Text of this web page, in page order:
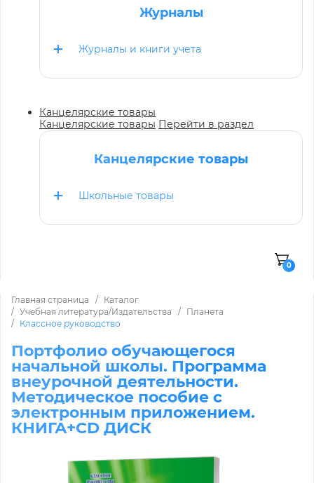
Журналы
Журналы и книги учета
Канцелярские товары
Канцелярские товары Перейти в раздел
Канцелярские товары
Школьные товары
0
Главная страница
Каталог
Учебная литература/Издательства
Планета
Классное руководство
Портфолио обучающегося
начальной школы. Программа
внеурочной деятельности.
Методическое пособие с
электронным приложением.
КНИГА+CD ДИСК